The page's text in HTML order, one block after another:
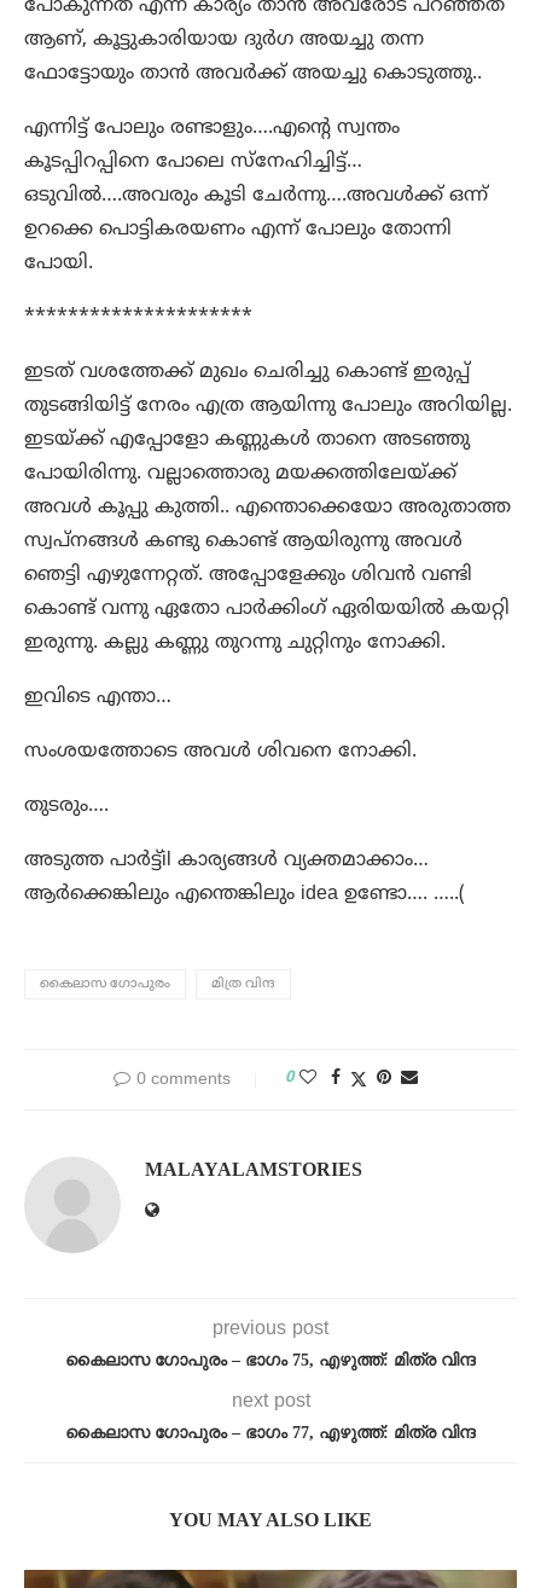
പോകുന്നത് എന്ന കാര്യം താൻ അവരോട് പറഞ്ഞത്
ആണ്, കൂട്ടുകാരിയായ ദുർഗ അയച്ചു തന്ന
ഫോട്ടോയും താൻ അവർക്ക് അയച്ചു കൊടുത്തു..
എന്നിട്ട് പോലും രണ്ടാളും….എന്റെ സ്വന്തം
കൂടപ്പിറപ്പിനെ പോലെ സ്നേഹിച്ചിട്ട്…
ഒടുവിൽ….അവരും കൂടി ചേർന്നു….അവൾക്ക് ഒന്ന്
ഉറക്കെ പൊട്ടികരയണം എന്ന് പോലും തോന്നി
പോയി.
*********************
ഇടത് വശത്തേക്ക് മുഖം ചെരിച്ചു കൊണ്ട് ഇരുപ്പ്
തുടങ്ങിയിട്ട് നേരം എത്ര ആയിന്നു പോലും അറിയില്ല.
ഇടയ്ക്ക് എപ്പോളോ കണ്ണുകൾ താനെ അടഞ്ഞു
പോയിരിന്നു. വല്ലാത്തൊരു മയക്കത്തിലേയ്ക്ക്
അവൾ കൂപ്പു കുത്തി.. എന്തൊക്കെയോ അരുതാത്ത
സ്വപ്നങ്ങൾ കണ്ടു കൊണ്ട് ആയിരുന്നു അവൾ
ഞെട്ടി എഴുന്നേറ്റത്. അപ്പോളേക്കും ശിവൻ വണ്ടി
കൊണ്ട് വന്നു ഏതോ പാർക്കിംഗ് ഏരിയയിൽ കയറ്റി
ഇരുന്നു. കല്ലു കണ്ണു തുറന്നു ചുറ്റിനും നോക്കി.
ഇവിടെ എന്താ…
സംശയത്തോടെ അവൾ ശിവനെ നോക്കി.
തുടരും….
അടുത്ത പാർട്ട്‌il കാര്യങ്ങൾ വ്യക്തമാക്കാം…
ആർക്കെങ്കിലും എന്തെങ്കിലും idea ഉണ്ടോ…. …..(
കൈലാസ ഗോപുരം മിത്ര വിന്ദ
0 comments 0
MALAYALAMSTORIES
previous post
കൈലാസ ഗോപുരം – ഭാഗം 75, എഴുത്ത്: മിത്ര വിന്ദ
next post
കൈലാസ ഗോപുരം – ഭാഗം 77, എഴുത്ത്: മിത്ര വിന്ദ
YOU MAY ALSO LIKE